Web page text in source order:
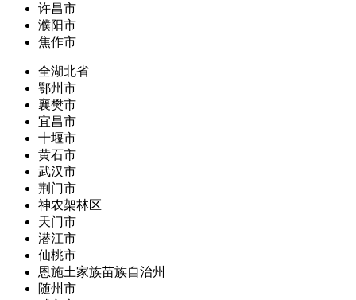
许昌市
濮阳市
焦作市
全湖北省
鄂州市
襄樊市
宜昌市
十堰市
黄石市
武汉市
荆门市
神农架林区
天门市
潜江市
仙桃市
恩施土家族苗族自治州
随州市